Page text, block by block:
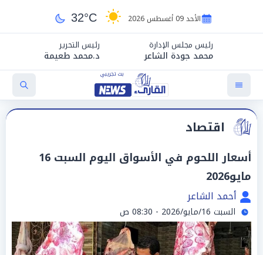
الأحد 09 أغسطس 2026 32°C
رئيس مجلس الإدارة
محمد جودة الشاعر
رئيس التحرير
د.محمد طعيمة
اقتصاد
أسعار اللحوم في الأسواق اليوم السبت 16
مايو2026
أحمد الشاعر
السبت 16/مايو/2026 - 08:30 ص